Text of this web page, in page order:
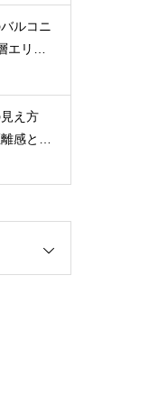
ルコニ
エリア
ク
え方
感と見